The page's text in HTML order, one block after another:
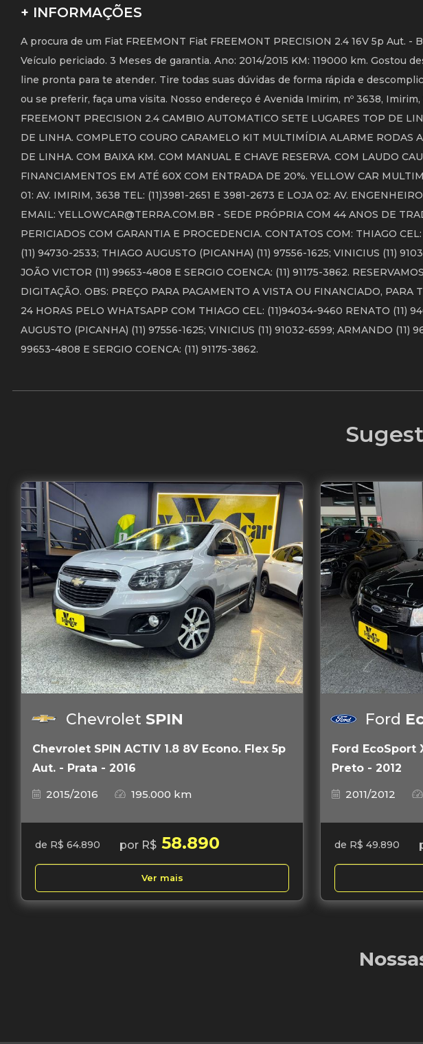
+ INFORMAÇÕES
A procura de um Fiat FREEMONT Fiat FREEMONT PRECISION 2.4 16V 5p Aut. -
Veículo periciado. 3 Meses de garantia. Ano: 2014/2015 KM: 119000 km. Gostou
line pronta para te atender. Tire todas suas dúvidas de forma rápida e
ou se preferir, faça uma visita. Nosso endereço é Avenida Imirim, nº 3638, Imirim,
FREEMONT PRECISION 2.4 CAMBIO AUTOMATICO SETE LUGARES TOP DE
DE LINHA. COMPLETO COURO CARAMELO KIT MULTIMÍDIA ALARME RODAS
DE LINHA. COM BAIXA KM. COM MANUAL E CHAVE RESERVA. COM LAUDO
FINANCIAMENTOS EM ATÉ 60X COM ENTRADA DE 20%. YELLOW CAR
01: AV. IMIRIM, 3638 TEL: (11)3981-2651 E 3981-2673 E LOJA 02: AV.
EMAIL: YELLOWCAR@TERRA.COM.BR - SEDE PRÓPRIA COM 44 ANOS DE
PERICIADOS COM GARANTIA E PROCEDENCIA. CONTATOS COM: THIAGO
(11) 94730-2533; THIAGO AUGUSTO (PICANHA) (11) 97556-1625; VINICIUS (11)
JOÃO VICTOR (11) 99653-4808 E SERGIO COENCA: (11) 91175-3862.
DIGITAÇÃO. OBS: PREÇO PARA PAGAMENTO A VISTA OU FINANCIADO,
24 HORAS PELO WHATSAPP COM THIAGO CEL: (11)94034-9460 RENATO (11)
AUGUSTO (PICANHA) (11) 97556-1625; VINICIUS (11) 91032-6599; ARMANDO (11)
99653-4808 E SERGIO COENCA: (11) 91175-3862.
Chevrolet SPIN
Chevrolet SPIN ACTIV 1.8 8V Econo. Flex 5p
Aut. - Prata - 2016
2015/2016
195.000 km
de R$ 64.890 por R$ 58.890
Ver mais
Ford
Ford EcoSport
Preto - 2012
2011/2012
de R$ 49.890